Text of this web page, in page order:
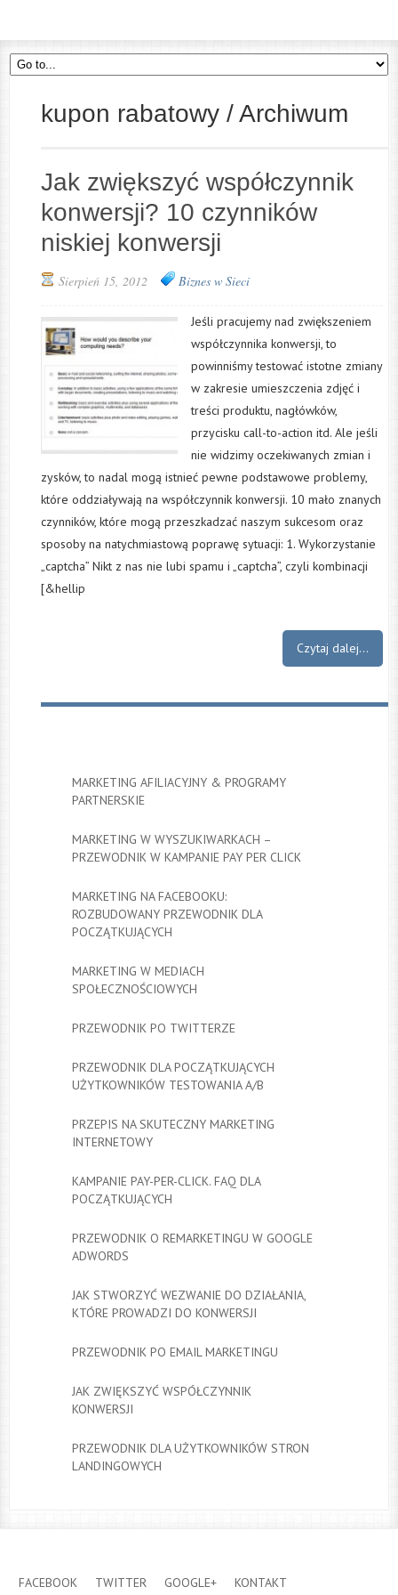
kupon rabatowy / Archiwum
Jak zwiększyć współczynnik
konwersji? 10 czynników
niskiej konwersji
Sierpień 15, 2012 Biznes w Sieci
Jeśli pracujemy nad zwiększeniem
współczynnika konwersji, to
powinniśmy testować istotne zmiany
w zakresie umieszczenia zdjęć i
treści produktu, nagłówków,
przycisku call-to-action itd. Ale jeśli
nie widzimy oczekiwanych zmian i
zysków, to nadal mogą istnieć pewne podstawowe problemy,
które oddziaływają na współczynnik konwersji. 10 mało znanych
czynników, które mogą przeszkadzać naszym sukcesom oraz
sposoby na natychmiastową poprawę sytuacji: 1. Wykorzystanie
„captcha” Nikt z nas nie lubi spamu i „captcha”, czyli kombinacji
[&hellip
Czytaj dalej...
MARKETING AFILIACYJNY & PROGRAMY
PARTNERSKIE
MARKETING W WYSZUKIWARKACH –
PRZEWODNIK W KAMPANIE PAY PER CLICK
MARKETING NA FACEBOOKU:
ROZBUDOWANY PRZEWODNIK DLA
POCZĄTKUJĄCYCH
MARKETING W MEDIACH
SPOŁECZNOŚCIOWYCH
PRZEWODNIK PO TWITTERZE
PRZEWODNIK DLA POCZĄTKUJĄCYCH
UŻYTKOWNIKÓW TESTOWANIA A/B
PRZEPIS NA SKUTECZNY MARKETING
INTERNETOWY
KAMPANIE PAY-PER-CLICK. FAQ DLA
POCZĄTKUJĄCYCH
PRZEWODNIK O REMARKETINGU W GOOGLE
ADWORDS
JAK STWORZYĆ WEZWANIE DO DZIAŁANIA,
KTÓRE PROWADZI DO KONWERSJI
PRZEWODNIK PO EMAIL MARKETINGU
JAK ZWIĘKSZYĆ WSPÓŁCZYNNIK
KONWERSJI
PRZEWODNIK DLA UŻYTKOWNIKÓW STRON
LANDINGOWYCH
FACEBOOK TWITTER GOOGLE+ KONTAKT